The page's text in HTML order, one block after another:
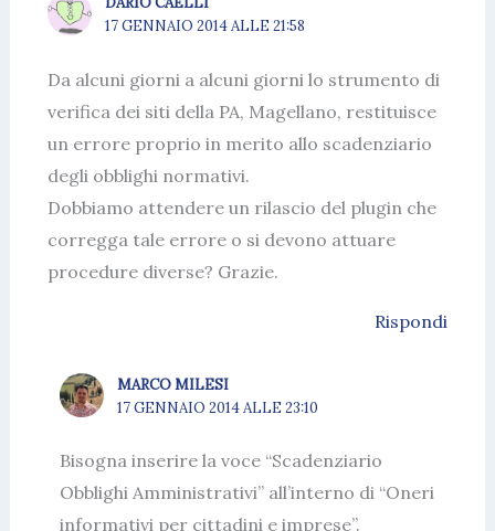
17 GENNAIO 2014 ALLE 21:58
Da alcuni giorni a alcuni giorni lo strumento di
verifica dei siti della PA, Magellano, restituisce
un errore proprio in merito allo scadenziario
degli obblighi normativi.
Dobbiamo attendere un rilascio del plugin che
corregga tale errore o si devono attuare
procedure diverse? Grazie.
Rispondi
MARCO MILESI
17 GENNAIO 2014 ALLE 23:10
Bisogna inserire la voce “Scadenziario
Obblighi Amministrativi” all’interno di “Oneri
informativi per cittadini e imprese”.